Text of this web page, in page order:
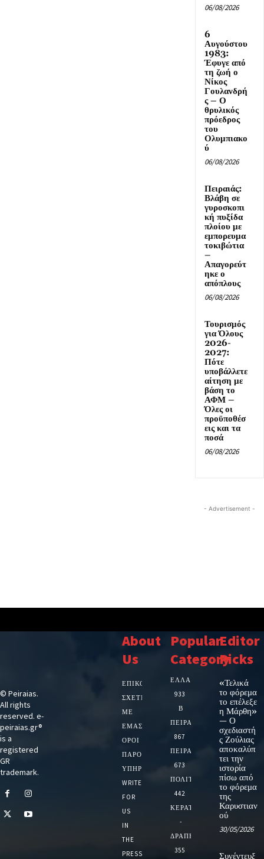
06/08/2026
6
Αυγούστου
1983:
Έφυγε από
τη ζωή ο
Νίκος
Γουλανδρή
ς – Ο
θρυλικός
πρόεδρος
του
Ολυμπιακο
ύ
06/08/2026
Πειραιάς:
Βλάβη σε
γυροσκοπι
κή πυξίδα
πλοίου με
εμπορευμα
τοκιβώτια
–
Απαγορεύτ
ηκε ο
απόπλους
06/08/2026
Τουρισμός
για Όλους
2026-
2027:
Πότε
υποβάλλετε
αίτηση με
βάση το
ΑΦΜ –
Όλες οι
προϋποθέσ
εις και τα
ποσά
06/08/2026
- Advertisement -
© Peiraias.
All rights
reserved. e-
peiraias.gr®
is a
registered
GR
trademark.
About
Us
ΕΠΙΚΟΙΝΩΝΙΑ
ΣΧΕΤΙΚΆ
ΜΕ
ΕΜΆΣ
ΌΡΟΙ
ΠΑΡΟΧΉΣ
ΥΠΗΡΕΣΙΏΝ
WRITE
FOR
US
IN
THE
PRESS
Popular
Category
ΕΛΛΑΔΑ
933
Β
ΠΕΙΡΑΙΑ
867
ΠΕΙΡΑΙΑΣ
673
ΠΟΛΙΤΙΚΗ
442
ΚΕΡΑΤΣΙΝΙ
-
ΔΡΑΠΕΤΣΩΝΑ
355
Editor
Picks
«Τελικά
το φόρεμα
το επέλεξε
η Μάρθη»
— Ο
σχεδιαστή
ς Ζούλιας
αποκαλύπ
τει την
ιστορία
πίσω από
το φόρεμα
της
Καρυστιαν
ού
30/05/2026
Συνέντευξ